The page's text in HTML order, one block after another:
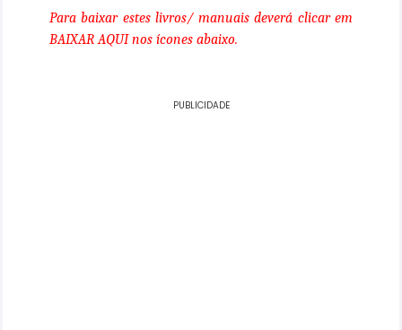
Para baixar estes livros/ manuais deverá clicar em
BAIXAR AQUI nos ícones abaixo.
PUBLICIDADE